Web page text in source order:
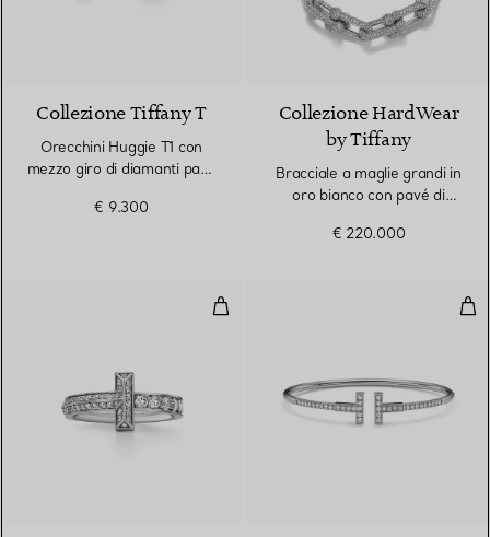
3 Materiali
Collezione Tiffany T
Orecchini Huggie T1 con
mezzo giro di diamanti pavé
€ 9.300
Collezione HardWear
by Tiffany
Bracciale a maglie grandi in
oro bianco con pavé di
€ 220.000
Anello T1 in oro bianco con